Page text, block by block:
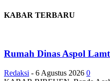
KABAR TERBARU
Rumah Dinas Aspol
Redaksi - 6 Agustus 2026 0